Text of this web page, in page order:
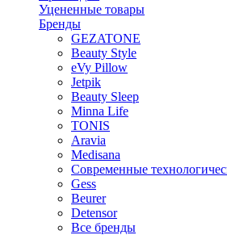
Уцененные товары
Бренды
GEZATONE
Beauty Style
eVy Pillow
Jetpik
Beauty Sleep
Minna Life
TONIS
Aravia
Medisana
Современные
Gess
Beurer
Detensor
Все бренды